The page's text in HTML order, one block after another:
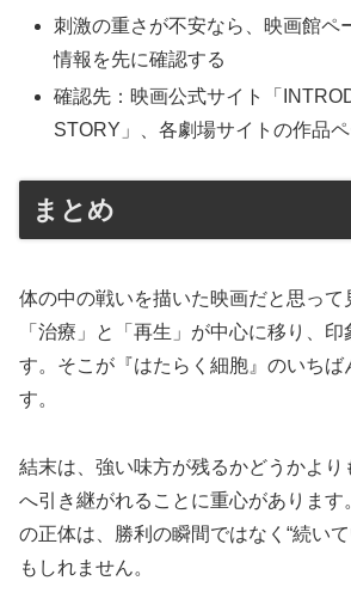
刺激の重さが不安なら、映画館ペ
情報を先に確認する
確認先：映画公式サイト「
STORY」、各劇場サイトの作品
まとめ
体の中の戦いを描いた映画だと思って
「治療」と「再生」が中心に移り、
す。そこが『はたらく細胞』のいちば
す。
結末は、強い味方が残るかどうかより
へ引き継がれることに重心があります
の正体は、勝利の瞬間ではなく“続い
もしれません。